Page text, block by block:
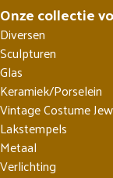
Onze collectie
Diversen
Sculpturen
Glas
Keramiek/Porselein
Vintage Costume
Lakstempels
Metaal
Verlichting